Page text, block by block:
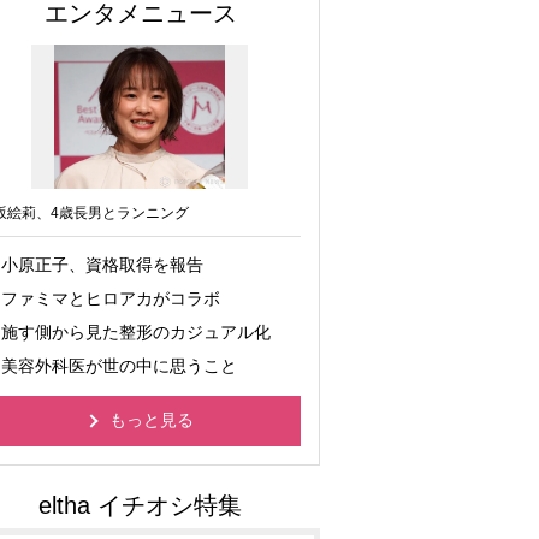
エンタメニュース
絵莉、4歳長男とランニング
小原正子、資格取得を報告
ファミマとヒロアカがコラボ
施す側から見た整形のカジュアル化
美容外科医が世の中に思うこと
もっと見る